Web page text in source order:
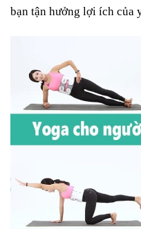
bạn tận hưởng lợi ích của